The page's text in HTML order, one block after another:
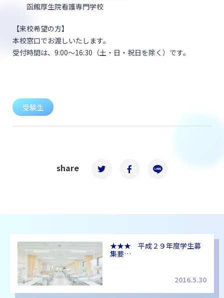
函館厚生院看護専門学校
【来校希望の方】
本校窓口でお渡しいたします。
受付時間は、9:00〜16:30（土・日・祝日を除く）です。
受験生
share
★★★ 平成２９年度学生募
集要…
2016.5.30